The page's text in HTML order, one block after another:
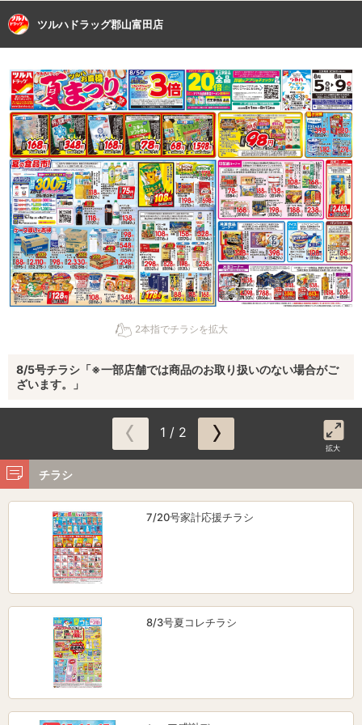
ツルハドラッグ郡山富田店
2本指でチラシを拡大
8/5号チラシ「※一部店舗では商品のお取り扱いのない場合がご
ざいます。」
1 / 2
拡大
チラシ
7/20号家計応援チラシ
8/3号夏コレチラシ